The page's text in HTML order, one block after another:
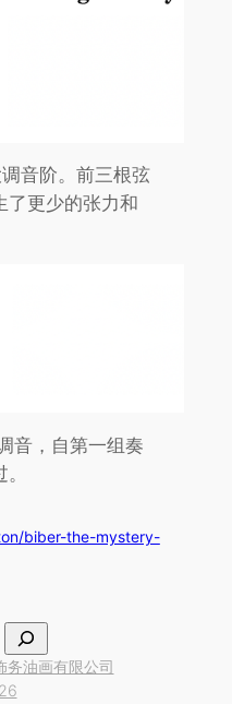
音阶。前三根弦
了更少的张力和
音，自第一组奏
biber-the-mystery-
务油画有限公司